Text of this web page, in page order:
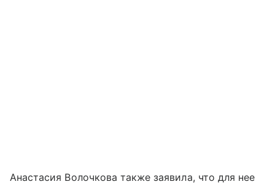
Анастасия Волочкова также заявила, что для нее